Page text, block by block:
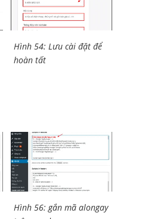
Hình 54: Lưu cài đặt để
hoàn tất
Hình 56: gắn mã alongay